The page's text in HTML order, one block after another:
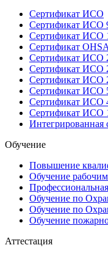
Сертификат ИСО
Сертификат ИСО
Сертификат ИСО
Сертификат
Сертификат ИСО
Сертификат ИСО
Сертификат ИСО
Сертификат ИСО
Сертификат ИСО
Сертификат ИСО
Интегрированная
Обучение
Повышение
Обучение
Обучение по
Обучение по
Обучение
Аттестация